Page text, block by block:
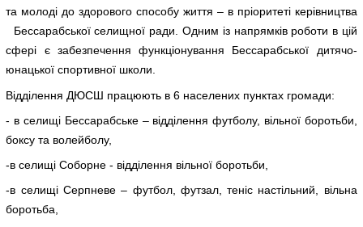
та молоді до здорового способу життя – в пріоритеті керівництва
Бессарабської селищної ради. Одним із напрямків роботи в цій
сфері є забезпечення функціонування Бессарабської дитячо-
юнацької спортивної школи.
Відділення ДЮСШ працюють в 6 населених пунктах громади:
- в селищі Бессарабське – відділення футболу, вільної боротьби,
боксу та волейболу,
-в селищі Соборне - відділення вільної боротьби,
-в селищі Серпневе – футбол, футзал, теніс настільний, вільна
боротьба,